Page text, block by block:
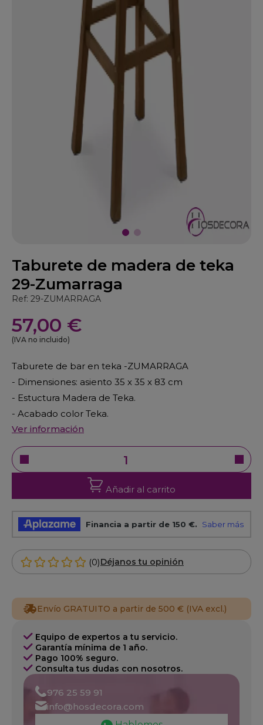
Taburete de madera de teka
29-Zumarraga
Ref: 29-ZUMARRAGA
57,00 €
(IVA no incluido)
Taburete de bar en teka -ZUMARRAGA
- Dimensiones: asiento 35 x 35 x 83 cm
- Estuctura Madera de Teka.
- Acabado color Teka.
Ver información
Añadir al carrito
(0)Déjanos tu opinión
Envío GRATUITO a partir de 500 € (IVA excl.)
Equipo de expertos a tu servicio.
Garantía mínima de 1 año.
Pago 100% seguro.
Consulta tus dudas con nosotros.
976 25 59 91
info@hosdecora.com